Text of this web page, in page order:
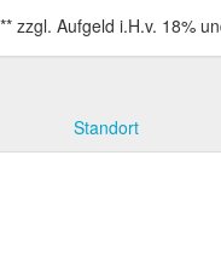
Standort